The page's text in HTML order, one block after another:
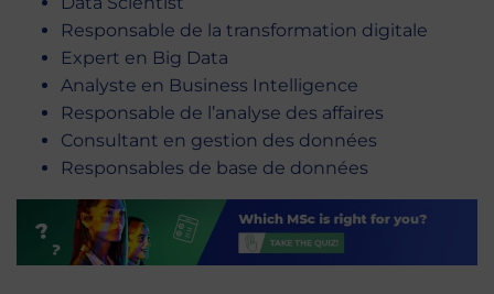
Responsable de la transformation digitale
Expert en Big Data
Analyste en Business Intelligence
Responsable de l’analyse des affaires
Consultant en gestion des données
Responsables de base de données